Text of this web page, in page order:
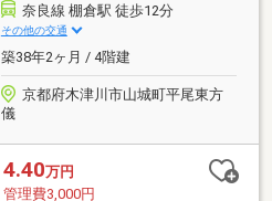
奈良線 棚倉駅 徒歩12分
その他の交通
築38年2ヶ月 / 4階建
京都府木津川市山城町平尾東方
儀
4.40万円
管理費3,000円